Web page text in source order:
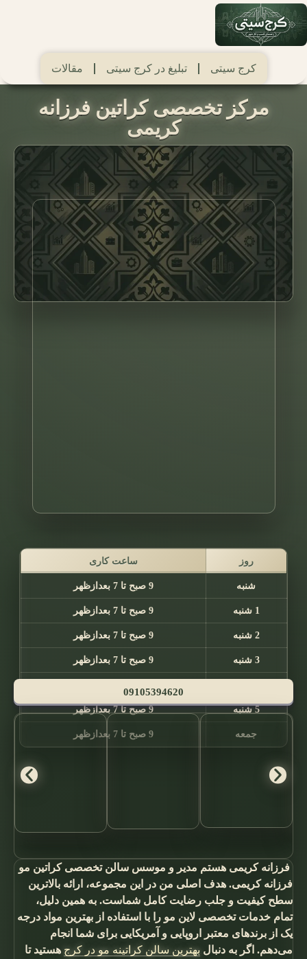
کرج سیتی تبلیغ در کرج سیتی مقالات
مرکز تخصصی کراتین فرزانه
کریمی
روز ساعت کاری
شنبه 9 صبح تا 7 بعدازظهر
1 شنبه 9 صبح تا 7 بعدازظهر
2 شنبه 9 صبح تا 7 بعدازظهر
3 شنبه 9 صبح تا 7 بعدازظهر
5 شنبه 9 صبح تا 7 بعدازظهر
جمعه 9 صبح تا 7 بعدازظهر
09105394620
فرزانه کریمی هستم مدیر و موسس سالن تخصصی کراتین مو
فرزانه کریمی. هدف اصلی من در این مجموعه، ارائه بالاترین
سطح کیفیت و جلب رضایت کامل شماست. به همین دلیل،
تمام خدمات تخصصی لاین مو را با استفاده از بهترین مواد درجه
یک از برندهای معتبر اروپایی و آمریکایی برای شما انجام
می‌دهم. اگر به دنبال بهترین سالن کراتینه مو در کرج هستید تا